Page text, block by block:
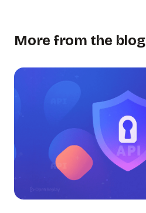
More from the blog